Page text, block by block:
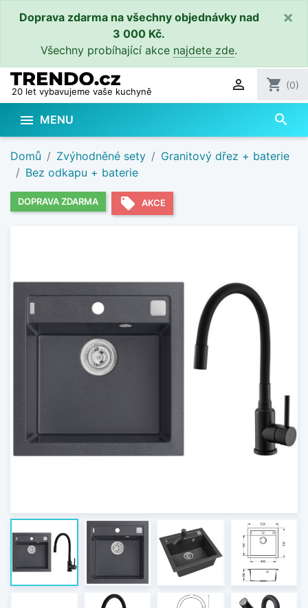
Doprava zdarma na všechny objednávky nad
3 000 Kč.
Všechny probíhající akce najdete zde.
×
20 let vybavujeme vaše kuchyně  shopping_cart (0)
 MENU search
Domů Zvýhodněné sety
Granitový dřez + baterie
Bez odkapu + baterie
DOPRAVA ZDARMA local_offer AKCE